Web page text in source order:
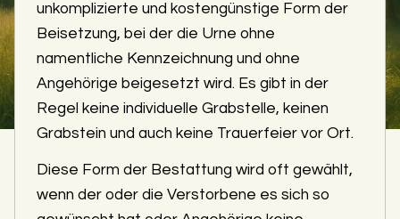
unkomplizierte und kostengünstige Form der
Beisetzung, bei der die Urne ohne
namentliche Kennzeichnung und ohne
Angehörige beigesetzt wird. Es gibt in der
Regel keine individuelle Grabstelle, keinen
Grabstein und auch keine Trauerfeier vor Ort.
Diese Form der Bestattung wird oft gewählt,
wenn der oder die Verstorbene es sich so